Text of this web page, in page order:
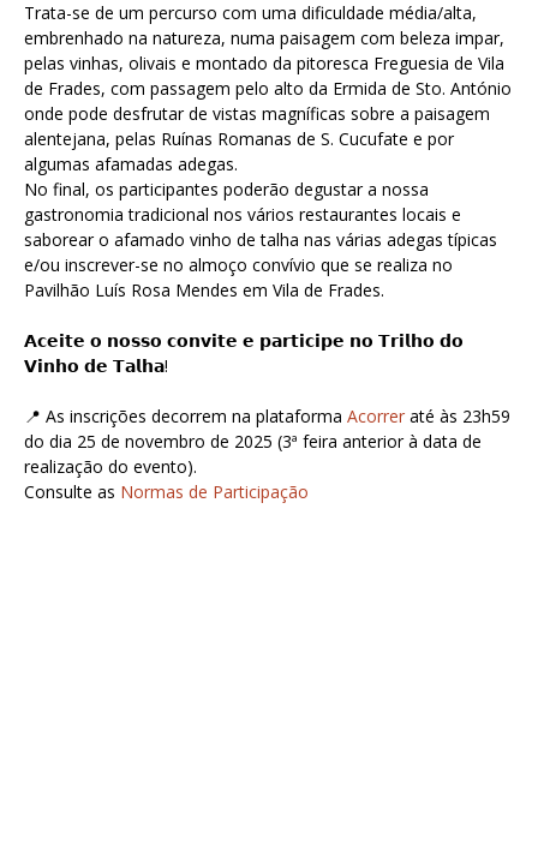
Trata-se de um percurso com uma dificuldade média/alta,
embrenhado na natureza, numa paisagem com beleza impar,
pelas vinhas, olivais e montado da pitoresca Freguesia de Vila
de Frades, com passagem pelo alto da Ermida de Sto. António
onde pode desfrutar de vistas magníficas sobre a paisagem
alentejana, pelas Ruínas Romanas de S. Cucufate e por
algumas afamadas adegas.
No final, os participantes poderão degustar a nossa
gastronomia tradicional nos vários restaurantes locais e
saborear o afamado vinho de talha nas várias adegas típicas
e/ou inscrever-se no almoço convívio que se realiza no
Pavilhão Luís Rosa Mendes em Vila de Frades.
𝗔𝗰𝗲𝗶𝘁𝗲 𝗼 𝗻𝗼𝘀𝘀𝗼 𝗰𝗼𝗻𝘃𝗶𝘁𝗲 𝗲 𝗽𝗮𝗿𝘁𝗶𝗰𝗶𝗽𝗲 𝗻𝗼 𝗧𝗿𝗶𝗹𝗵𝗼 𝗱𝗼
𝗩𝗶𝗻𝗵𝗼 𝗱𝗲 𝗧𝗮𝗹𝗵𝗮!
📍 As inscrições decorrem na plataforma Acorrer até às 23h59
do dia 25 de novembro de 2025 (3ª feira anterior à data de
realização do evento).
Consulte as Normas de Participação